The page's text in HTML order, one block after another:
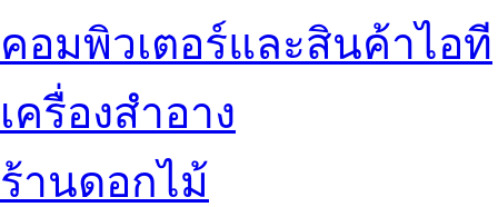
คอมพิวเตอร์และสินค้าไอที
เครื่องสำอาง
ร้านดอกไม้